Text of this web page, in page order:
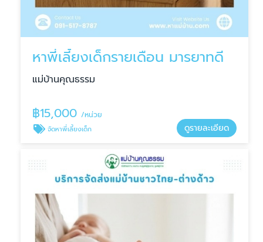
หาพี่เลี้ยงเด็กรายเดือน มารยาทดี
แม่บ้านคุณธรรม
฿15,000 /หน่วย
จัดหาพี่เลี้ยงเด็ก ดูรายละเอียด